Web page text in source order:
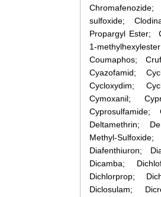
sulfoxide;
Propargyl Ester;
1-
Coumaphos;
Cyazofamid;
Cycloxydim;
Cymoxanil;
Cyprosulfamide;
Deltamethrin;
Methyl-
Diafenthiuron;
Dicamba;
Dichlorprop;
Diclosulam;